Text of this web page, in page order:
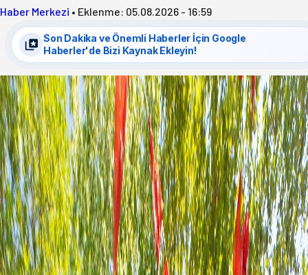
Haber Merkezi • Eklenme: 05.08.2026 - 16:59
Son Dakika ve Önemli Haberler İçin Google
Haberler'de Bizi Kaynak Ekleyin!